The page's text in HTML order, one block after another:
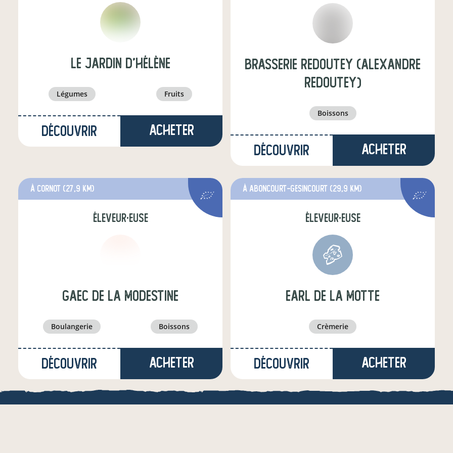
Le Jardin d'Hélène
légumes fruits
Découvrir Acheter
Brasserie Redoutey (Alexandre
Redoutey)
boissons
Découvrir Acheter
à Cornot (27,9 km)
éleveur·euse
GAEC de la modestine
boulangerie boissons
Découvrir Acheter
à Aboncourt-Gesincourt (29,9 km)
éleveur·euse
earl de la motte
crèmerie
Découvrir Acheter
à Confracourt(31,8 km) à Isômes(36,5 km)